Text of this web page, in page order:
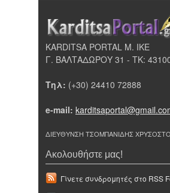
KARDITSA PORTAL Μ. ΙΚΕ
Γ. ΒΑΛΤΑΔΩΡΟΥ 31 - ΤΚ:
Τηλ: (+30) 24410 72888
e-mail:
ΔΙΕΥΘΥΝΣΗ ΤΣΟΜΠΑΝΙΔΗΣ
Ακολουθήστε μας!
Γίνετε συνδρομητές στο RSS